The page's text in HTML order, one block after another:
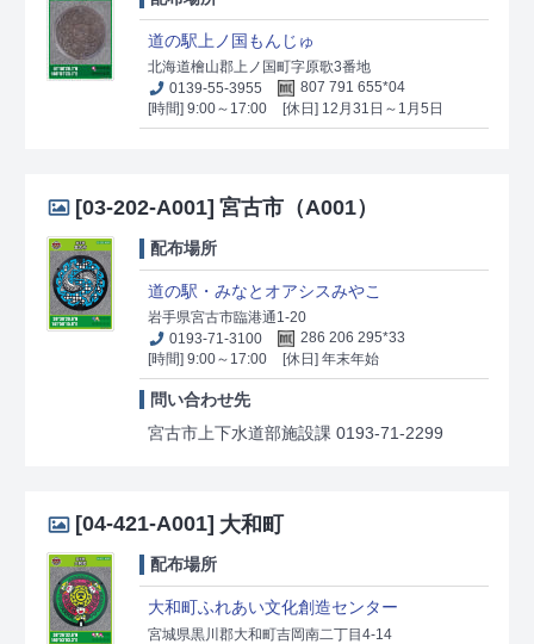
道の駅上ノ国もんじゅ
北海道檜山郡上ノ国町字原歌3番地
0139-55-3955
807 791 655*04
[時間] 9:00～17:00
[休日] 12月31日～1月5日
[03-202-A001] 宮古市（A001）
配布場所
道の駅・みなとオアシスみやこ
岩手県宮古市臨港通1-20
0193-71-3100
286 206 295*33
[時間] 9:00～17:00
[休日] 年末年始
問い合わせ先
宮古市上下水道部施設課 0193-71-2299
[04-421-A001] 大和町
配布場所
大和町ふれあい文化創造センター
宮城県黒川郡大和町吉岡南二丁目4-14